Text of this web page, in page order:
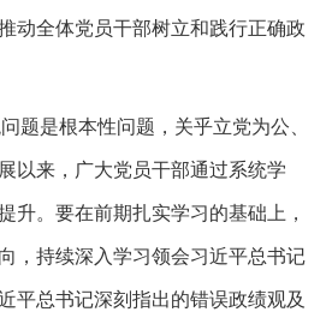
动全体党员干部树立和践行正确政
题是根本性问题，关乎立党为公、
以来，广大党员干部通过系统学
升。要在前期扎实学习的基础上，
，持续深入学习领会习近平总书记
平总书记深刻指出的错误政绩观及